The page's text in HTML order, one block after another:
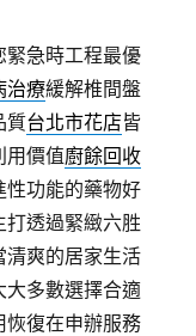
緊急時工程最優
治療緩解椎間盤
質台北市花店皆
用價值廚餘回收
性功能的藥物好
透過緊緻六胜
清爽的居家生活
大多數選擇合適
恢復在申辦服務